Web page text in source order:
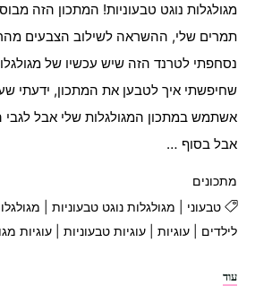
מגולגלות נוגט טבעוניות! המתכון הזה
תמרים שלי, ההשראה לשילוב הצבעים
נסחפתי לטרנד הזה שיש עכשיו של
שחיפשתי איך לטבען את המתכון, ידעתי
אשתמש במתכון המגולגלות שלי אבל
אבל בסוף …
מתכונים
טבעוני
מגולגלות נוגט טבעוניות|
לילדים |עוגיות |עוגיות טבעוניות |עוגיות
עוד"מגולגלות